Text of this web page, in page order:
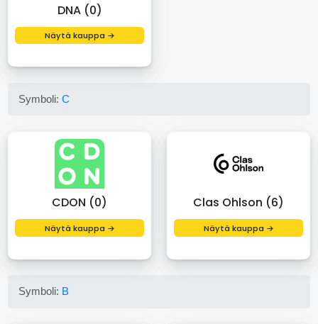
DNA (0)
Näytä kauppa →
Symboli:C
CDON (0)
Näytä kauppa →
Clas Ohlson (6)
Näytä kauppa →
Symboli: B